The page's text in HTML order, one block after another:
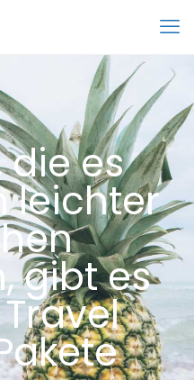
die es
leichter
gibt es